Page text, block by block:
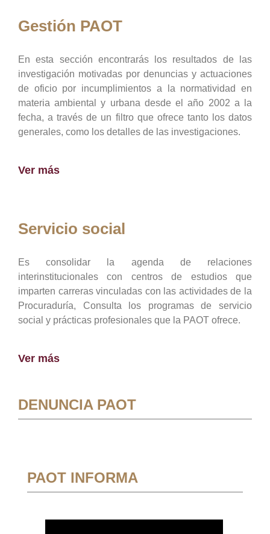
Gestión PAOT
En esta sección encontrarás los resultados de las
investigación motivadas por denuncias y actuaciones
de oficio por incumplimientos a la normatividad en
materia ambiental y urbana desde el año 2002 a la
fecha, a través de un filtro que ofrece tanto los datos
generales, como los detalles de las investigaciones.
Ver más
Servicio social
Es consolidar la agenda de relaciones
interinstitucionales con centros de estudios que
imparten carreras vinculadas con las actividades de la
Procuraduría, Consulta los programas de servicio
social y prácticas profesionales que la PAOT ofrece.
Ver más
DENUNCIA PAOT
PAOT INFORMA